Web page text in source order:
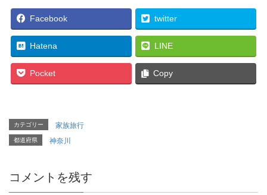
Facebook twitter
Hatena LINE
Pocket Copy
カテゴリー 家族旅行
都道府県 神奈川
コメントを残す